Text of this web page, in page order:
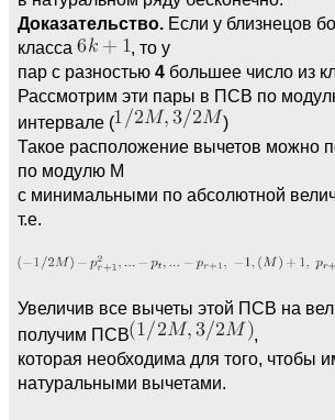
Доказательство. Если у близнецов
класса
, то у
пар с разностью 4 большее число из
Рассмотрим эти пары в ПСВ по
интервале (
)
Такое расположение вычетов можно
по модулю М
с минимальными по абсолютной
т.е.
Увеличив все вычеты этой ПСВ на
получим ПСВ
,
которая необходима для того, чтобы
натуральными вычетами.